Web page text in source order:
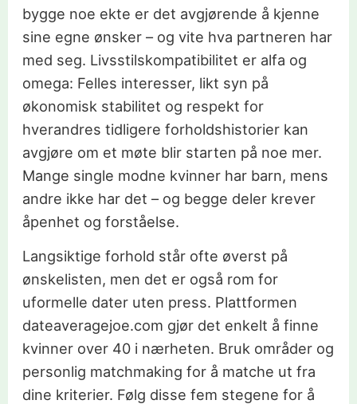
bygge noe ekte er det avgjørende å kjenne
sine egne ønsker – og vite hva partneren har
med seg. Livsstilskompatibilitet er alfa og
omega: Felles interesser, likt syn på
økonomisk stabilitet og respekt for
hverandres tidligere forholdshistorier kan
avgjøre om et møte blir starten på noe mer.
Mange single modne kvinner har barn, mens
andre ikke har det – og begge deler krever
åpenhet og forståelse.
Langsiktige forhold står ofte øverst på
ønskelisten, men det er også rom for
uformelle dater uten press. Plattformen
dateaveragejoe.com gjør det enkelt å finne
kvinner over 40 i nærheten. Bruk områder og
personlig matchmaking for å matche ut fra
dine kriterier. Følg disse fem stegene for å